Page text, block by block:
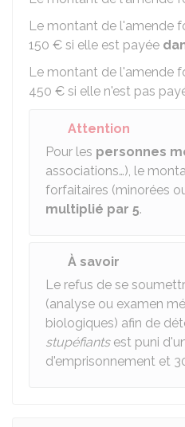
Le montant de l'amende
150 € si elle est payée
Le montant de l'amende
450 € si elle n'est pas
Attention
Pour les personnes
associations…), le
forfaitaires (minorées
multiplié par 5.
À savoir
Le refus de se
(analyse ou examen
biologiques) afin de
stupéfiantsest puni
d'emprisonnement et